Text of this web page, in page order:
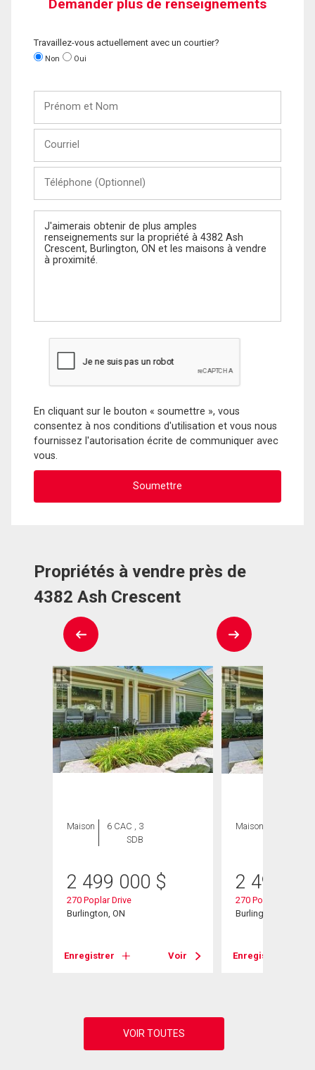
Demander plus de renseignements
Travaillez-vous actuellement avec un courtier?
Non Oui
Nom
(Optionnel)
Message
En cliquant sur le bouton « soumettre », vous
consentez à nos conditions d'utilisation et vous nous
fournissez l'autorisation écrite de communiquer avec
vous.
Propriétés à vendre près de
4382 Ash Crescent
Maison
6 CAC , 3
SDB
2 499 000 $
270 Poplar Drive
Burlington, ON
Enregistrer Voir
Maison
2 499
270 Poplar Drive
Burlington, ON
Enregistrer